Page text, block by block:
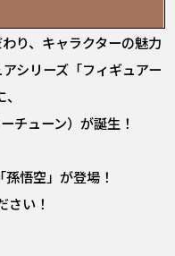
り、キャラクターの魅力
シリーズ「フィギュアー
チューン）が誕生！
孫悟空」が登場！
さい！